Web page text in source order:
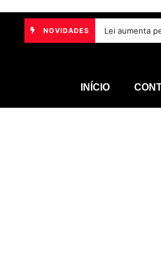
NOVIDADES Lei aumenta
INÍCIO